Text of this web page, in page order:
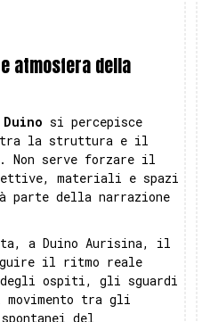
atmosfera della
si percepisce
tra la struttura e il
Non serve forzare il
materiali e spazi
parte della narrazione
a Duino Aurisina, il
il ritmo reale
ospiti, gli sguardi
tra gli
del